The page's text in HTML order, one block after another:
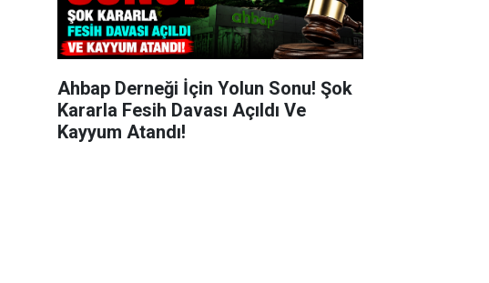
Ahbap Derneği İçin Yolun Sonu! Şok
Kararla Fesih Davası Açıldı Ve
Kayyum Atandı!